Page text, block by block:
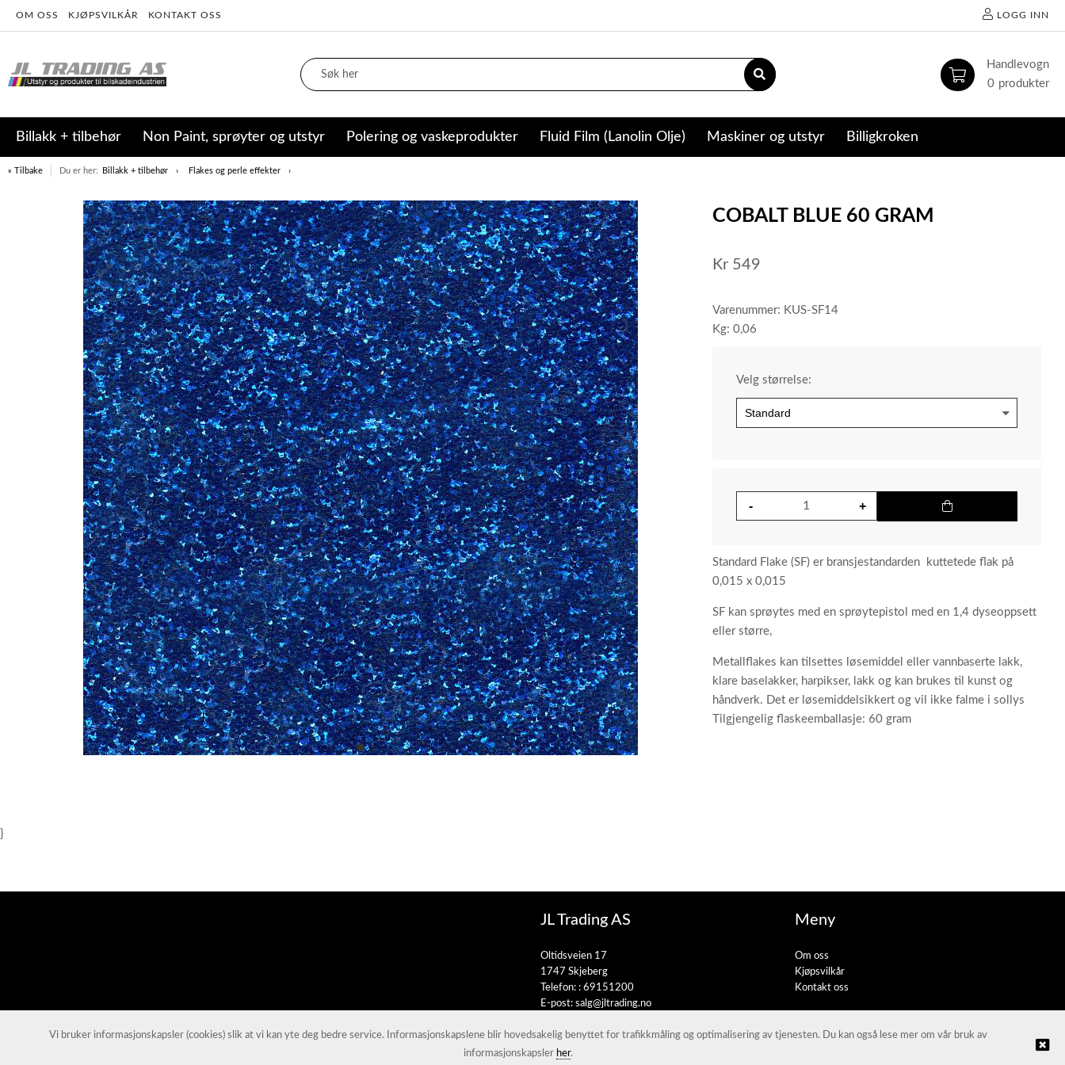
OM OSS KJØPSVILKÅR KONTAKT OSS LOGG INN
0
Billakk + tilbehør Non Paint, sprøyter og utstyr Polering og vaskeprodukter Fluid Film (Lanolin Olje) Maskiner og utstyr Billigkroken
« Tilbake Du er her: Billakk + tilbehør Flakes og perle effekter
item
COBALT BLUE 60 GRAM
Kr 549
Varenummer: KUS-SF14
Kg: 0,06
Velg størrelse:
Standard Flake (SF) er bransjestandarden kuttetede flak på
0,015 x 0,015
SF kan sprøytes med en sprøytepistol med en 1,4 dyseoppsett
eller større,
Metallflakes kan tilsettes løsemiddel eller vannbaserte lakk,
klare baselakker, harpikser, lakk og kan brukes til kunst og
håndverk. Det er løsemiddelsikkert og vil ikke falme i sollys
Tilgjengelig flaskeemballasje: 60 gram
}
JL Trading AS
Oltidsveien 17
1747 Skjeberg
Telefon: : 69151200
E-post: salg@jltrading.no
Meny
Om oss
Kjøpsvilkår
Kontakt oss
Vi bruker informasjonskapsler (cookies) slik at vi kan yte deg bedre service. Informasjonskapslene blir hovedsakelig benyttet for trafikkmåling og optimalisering av tjenesten. Du kan også lese mer om vår bruk av
informasjonskapsler her.